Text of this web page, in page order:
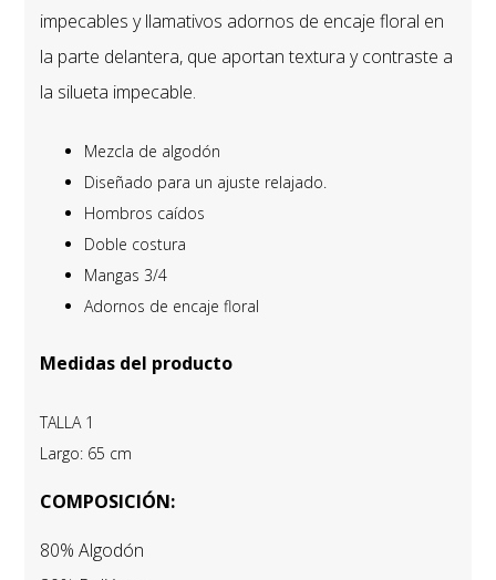
impecables y llamativos adornos de encaje floral en
la parte delantera, que aportan textura y contraste a
la silueta impecable.
Mezcla de algodón
Diseñado para un ajuste relajado.
Hombros caídos
Doble costura
Mangas 3/4
Adornos de encaje floral
Medidas del producto
TALLA 1
Largo: 65 cm
COMPOSICIÓN:
80% Algodón